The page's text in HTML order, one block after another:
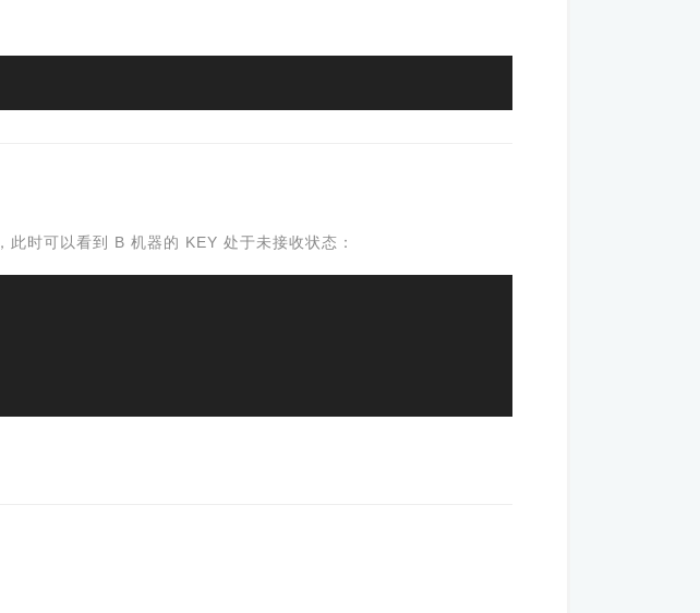
，此时可以看到 B 机器的 KEY 处于未接收状态：